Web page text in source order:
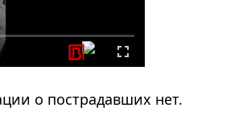
о пострадавших нет.